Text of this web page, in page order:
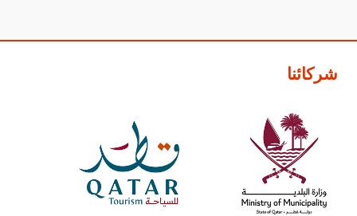
شركائنا